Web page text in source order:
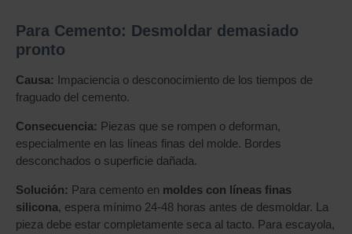
Para Cemento: Desmoldar demasiado
pronto
Causa: Impaciencia o desconocimiento de los tiempos de
fraguado del cemento.
Consecuencia: Piezas que se rompen o deforman,
especialmente en las líneas finas del molde. Bordes
desconchados o superficie dañada.
Solución: Para cemento en moldes con líneas finas
silicona, espera mínimo 24-48 horas antes de desmoldar. La
pieza debe estar completamente seca al tacto. Para escayola,